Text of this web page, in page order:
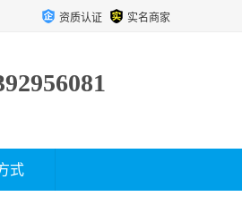
资质认证 实名商家
式